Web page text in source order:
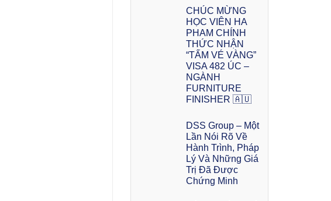
CHÚC MỪNG
HỌC VIÊN HA
PHAM CHÍNH
THỨC NHẬN
“TẤM VÉ VÀNG”
VISA 482 ÚC –
NGÀNH
FURNITURE
FINISHER 🇦🇺
DSS Group – Một
Lần Nói Rõ Về
Hành Trình, Pháp
Lý Và Những Giá
Trị Đã Được
Chứng Minh